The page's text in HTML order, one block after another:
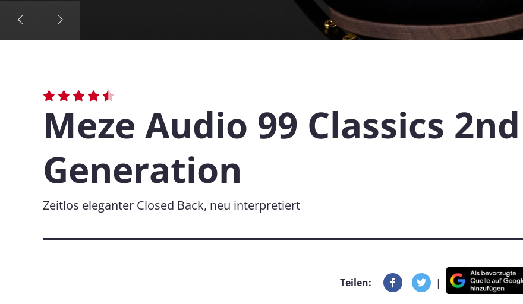
Meze Audio 99 Classics 2nd
Generation
Zeitlos eleganter Closed Back, neu interpretiert
Teilen: |